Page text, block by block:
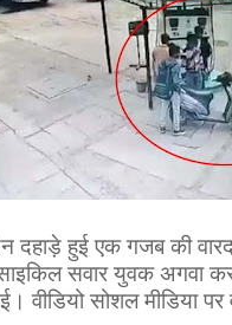
हुई एक गजब की
सवार युवक अगवा
वीडियो सोशल मीडिया